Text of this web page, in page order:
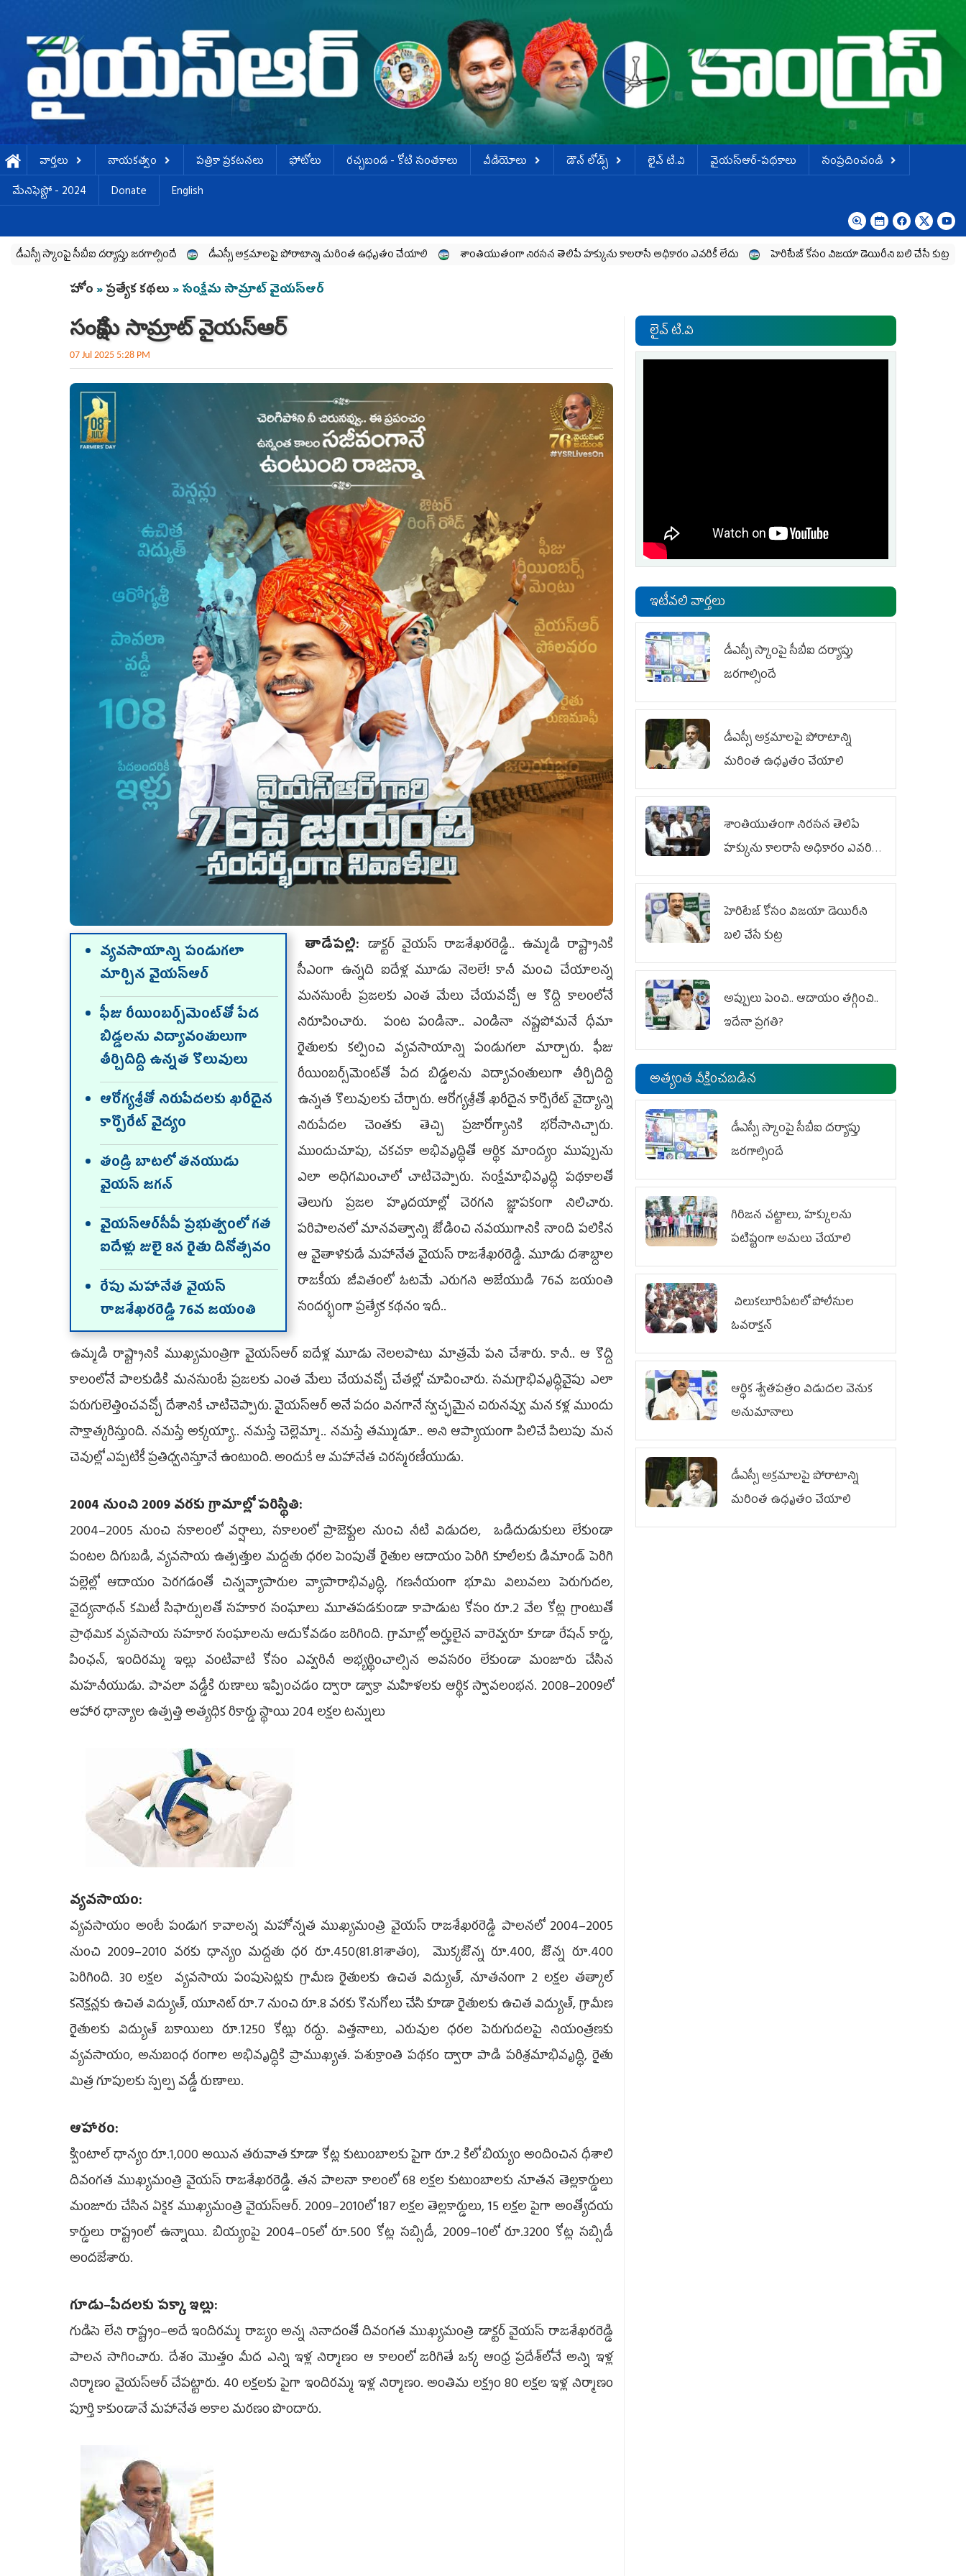
వార్తలు నాయకత్వం పత్రికా ప్రకటనలు ఫోటోలు ర‌చ్చ‌బండ‌ - కోటి సంత‌కాలు వీడియోలు డౌన్ లోడ్స్ లైవ్ టి.వి వైయస్ఆర్-పథకాలు
సంప్రదించండి
మేనిఫెస్టో - 2024
Donate English
సీబీఐ దర్యాప్తు జరగాల్సిందే డీఎస్సీ అక్రమాలపై పోరాటాన్ని మరింత ఉధృతం చేయాలి శాంతియుతంగా నిరసన తెలిపే హక్కును కాలరాసే అధికారం ఎవరికీ లేదు హెరిటేజ్ కోసం విజయా డెయిరీని బలి చేసే కుట్ర‌ అప్పులు
You are here
హోం »ప్రత్యేక కథలు » సంక్షేమ సామ్రాట్ వైయ‌స్ఆర్‌
సంక్షేమ సామ్రాట్ వైయ‌స్ఆర్‌
07 Jul 2025 5:28 PM
వ్య‌వ‌సాయాన్ని పండుగ‌లా
మార్చిన వైయ‌స్ఆర్‌
ఫీజు రీయింబర్స్‌మెంట్‌తో పేద
బిడ్డలను విద్యావంతులుగా
తీర్చిదిద్ది ఉన్నత కొలువులు
ఆరోగ్యశ్రీతో నిరుపేదలకు ఖరీదైన
కార్పొరేట్ వైద్యం
తండ్రి బాట‌లో త‌న‌యుడు
వైయ‌స్ జ‌గ‌న్‌
వైయ‌స్ఆర్‌సీపీ ప్ర‌భుత్వంలో గ‌త
ఐదేళ్లు జులై 8న రైతు దినోత్స‌వం
రేపు మహానేత వైయ‌స్‌
రాజశేఖరరెడ్డి 76వ జ‌యంతి
తాడేప‌ల్లి: డాక్ట‌ర్ వైయ‌స్ రాజ‌శేఖ‌ర‌రెడ్డి.. ఉమ్మడి రాష్ట్రానికి
సీఎంగా ఉన్నది ఐదేళ్ల మూడు నెలలే! కానీ మంచి చేయాలన్న
మనసుంటే ప్రజలకు ఎంత మేలు చేయవచ్చో ఆ కొద్ది కాలంలోనే
నిరూపించారు. పంట పండినా.. ఎండినా నష్టపోమనే ధీమా
రైతులకు కల్పించి వ్యవసాయాన్ని పండుగలా మార్చారు. ఫీజు
రీయింబర్స్‌మెంట్‌తో పేద బిడ్డలను విద్యావంతులుగా తీర్చిదిద్ది
ఉన్నత కొలువులకు చేర్చారు. ఆరోగ్యశ్రీతో ఖరీదైన కార్పొరేట్‌ వైద్యాన్ని
నిరుపేదల చెంతకు తెచ్చి ప్రజారోగ్యానికి భరోసానిచ్చారు.
ముందుచూపు, చకచకా అభివృద్ధితో ఆర్థిక మాంద్యం ముప్పును
ఎలా అధిగమించాలో చాటిచెప్పారు. సంక్షేమాభివృద్ధి పథకాలతో
తెలుగు ప్రజల హృదయాల్లో చెరగని జ్ఞాపకంగా నిలిచారు.
పరిపాలనలో మానవత్వాన్ని జోడించి నవయుగానికి నాంది పలికిన
ఆ వైతాళికుడే మహానేత వైయ‌స్‌ రాజశేఖరరెడ్డి. మూడు దశాబ్దాల
రాజకీయ జీవితంలో ఓటమే ఎరుగని అజేయుడి 76వ జయంతి
సందర్భంగా ప్రత్యేక కథనం ఇదీ..
ఉమ్మడి రాష్ట్రానికి ముఖ్యమంత్రిగా వైయ‌స్ఆర్‌ ఐదేళ్ల మూడు నెలలపాటు మాత్రమే పని చేశారు. కానీ.. ఆ కొద్ది
కాలంలోనే పాలకుడికి మనసుంటే ప్రజలకు ఎంత మేలు చేయవచ్చో చేతల్లో చూపించారు. సమగ్రాభివృద్ధివైపు ఎలా
పరుగులెత్తించవచ్చో దేశానికే చాటిచెప్పారు. వైయ‌స్ఆర్‌ అనే పదం వినగానే స్వచ్ఛమైన చిరునవ్వు మన కళ్ల ముందు
సాక్షాత్కరిస్తుంది. నమస్తే అక్కయ్యా.. నమస్తే చెల్లెమ్మా.. నమస్తే తమ్ముడూ.. అని ఆప్యాయంగా పిలిచే పిలుపు మన
చెవుల్లో ఎప్పటికీ ప్రతిధ్వనిస్తూనే ఉంటుంది. అందుకే ఆ మహానేత చిరస్మరణీయుడు.
2004 నుంచి 2009 వరకు గ్రామాల్లో పరిస్థితి:
2004–2005 నుంచి సకాలంలో వర్షాలు, సకాలంలో ప్రాజెక్టుల నుంచి నీటి విడుదల, ఒడిదుడుకులు లేకుండా
పంటల దిగుబడి, వ్యవసాయ ఉత్పత్తుల మద్దతు ధరల పెంపుతో రైతుల ఆదాయం పెరిగి కూలీలకు డిమాండ్‌ పెరిగి
పల్లెల్లో ఆదాయం పెరగడంతో చిన్నవ్యాపారుల వ్యాపారాభివృద్ధి, గణనీయంగా భూమి విలువలు పెరుగుదల,
వైద్యనాథన్‌ కమిటీ సిఫార్సులతో సహకార సంఘాలు మూతపడకుండా కాపాడుట కోసం రూ.2 వేల కోట్ల గ్రాంటుతో
ప్రాథమిక వ్యవసాయ సహకార సంఘాలను ఆదుకోవడం జరిగింది. గ్రామాల్లో అర్హులైన వారెవ్వరూ కూడా రేషన్‌ కార్డు,
పింఛన్, ఇందిరమ్మ ఇల్లు వంటివాటి కోసం ఎవ్వరినీ అభ్యర్థించాల్సిన అవసరం లేకుండా మంజూరు చేసిన
మహనీయుడు. పావలా వడ్డీకి రుణాలు ఇప్పించడం ద్వారా డ్వాక్రా మహిళలకు ఆర్థిక స్వావలంభన. 2008–2009లో
ఆహార ధాన్యాల ఉత్పత్తి అత్యధిక రికార్డు స్థాయి 204 లక్షల టన్నులు
వ్యవసాయం:
వ్యవసాయం అంటే పండుగ కావాలన్న మహోన్నత ముఖ్యమంత్రి వైయస్‌ రాజశేఖరరెడ్డి పాలనలో 2004–2005
నుంచి 2009–2010 వరకు ధాన్యం మద్దతు ధర రూ.450(81.81శాతం), మొక్కజొన్న రూ.400, జొన్న రూ.400
పెరిగింది. 30 లక్షల వ్యవసాయ పంపుసెట్లకు గ్రామీణ రైతులకు ఉచిత విద్యుత్, నూతనంగా 2 లక్షల తత్కాల్‌
కనెక్షన్లకు ఉచిత విద్యుత్, యూనిట్‌ రూ.7 నుంచి రూ.8 వరకు కొనుగోలు చేసి కూడా రైతులకు ఉచిత విద్యుత్, గ్రామీణ
రైతులకు విద్యుత్‌ బకాయిలు రూ.1250 కోట్లు రద్దు. విత్తనాలు, ఎరువుల ధరల పెరుగుదలపై నియంత్రణకు
వ్యవసాయం, అనుబంధ రంగాల అభివృద్ధికి ప్రాముఖ్యత. పశుక్రాంతి పథకం ద్వారా పాడి పరిశ్రమాభివృద్ధి, రైతు
మిత్ర గూపులకు స్పల్ప వడ్డీ రుణాలు.
ఆహారం:
క్వింటాల్‌ ధాన్యం రూ.1,000 అయిన తరువాత కూడా కోట్ల కుటుంబాలకు పైగా రూ.2 కిలో బియ్యం అందించిన ధీశాలి
దివంగత ముఖ్యమంత్రి వైయస్‌ రాజశేఖరరెడ్డి. తన పాలనా కాలంలో 68 లక్షల కుటుంబాలకు నూతన తెల్లకార్డులు
మంజూరు చేసిన ఏకైక ముఖ్యమంత్రి వైయస్‌ఆర్‌. 2009–2010లో 187 లక్షల తెల్లకార్డులు, 15 లక్షల పైగా అంత్యోదయ
కార్డులు రాష్ట్రంలో ఉన్నాయి. బియ్యంపై 2004–05లో రూ.500 కోట్ల సబ్సిడీ, 2009–10లో రూ.3200 కోట్ల సబ్సిడీ
అందజేశారు.
గూడు–పేదలకు పక్కా ఇల్లు:
గుడిసె లేని రాష్ట్రం–అదే ఇందిరమ్మ రాజ్యం అన్న నినాదంతో దివంగత ముఖ్యమంత్రి డాక్టర్‌ వైయస్‌ రాజశేఖరరెడ్డి
పాలన సాగించారు. దేశం మొత్తం మీద ఎన్ని ఇళ్ల నిర్మాణం ఆ కాలంలో జరిగితే ఒక్క ఆంధ్ర ప్రదేశ్‌లోనే అన్ని ఇళ్ల
నిర్మాణం వైయస్‌ఆర్‌ చేపట్టారు. 40 లక్షలకు పైగా ఇందిరమ్మ ఇళ్ల నిర్మాణం. అంతిమ లక్ష్యం 80 లక్షల ఇళ్ల నిర్మాణం
పూర్తి కాకుండానే మహానేత అకాల మరణం పొందారు.
లైవ్ టి.వి
ఇటీవలి వార్తలు
డీఎస్సీ స్కాంపై సీబీఐ దర్యాప్తు
జరగాల్సిందే
డీఎస్సీ అక్రమాలపై పోరాటాన్ని
మరింత ఉధృతం చేయాలి
శాంతియుతంగా నిరసన తెలిపే
హక్కును కాలరాసే అధికారం ఎవరికీ
లేదు
హెరిటేజ్ కోసం విజయా డెయిరీని
బలి చేసే కుట్ర‌
అప్పులు పెంచి.. ఆదాయం తగ్గించి..
ఇదేనా ప్రగతి?
అత్యంత వీక్షించబడిన
డీఎస్సీ స్కాంపై సీబీఐ దర్యాప్తు
జరగాల్సిందే
గిరిజన చట్టాలు, హక్కులను
పటిష్టంగా అమలు చేయాలి
చిలుక‌లూరిపేట‌లో పోలీసుల
ఓవ‌రాక్ష‌న్‌
ఆర్థిక శ్వేతపత్రం విడుదల వెనుక
అనుమానాలు
డీఎస్సీ అక్రమాలపై పోరాటాన్ని
మరింత ఉధృతం చేయాలి